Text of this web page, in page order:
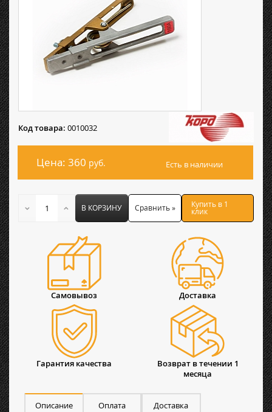
Код товара: 0010032
Цена: 360 руб. Есть в наличии
В КОРЗИНУ Сравнить » Купить в 1
клик
Самовывоз Доставка
Гарантия качества
Возврат в течении 1
месяца
Описание Оплата Доставка